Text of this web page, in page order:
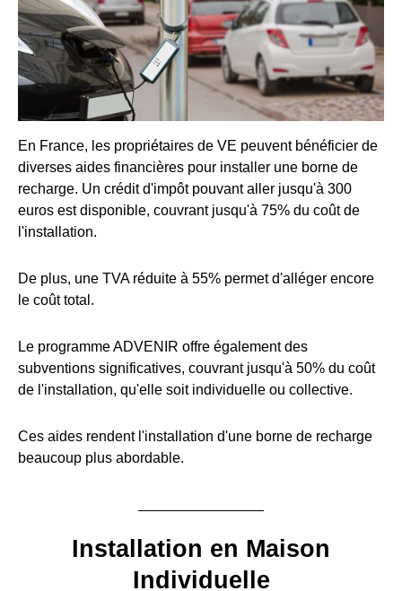
En France, les propriétaires de VE peuvent bénéficier de
diverses aides financières pour installer une borne de
recharge. Un crédit d'impôt pouvant aller jusqu'à 300
euros est disponible, couvrant jusqu'à 75% du coût de
l'installation.
De plus, une TVA réduite à 55% permet d'alléger encore
le coût total.
Le programme ADVENIR offre également des
subventions significatives, couvrant jusqu'à 50% du coût
de l'installation, qu'elle soit individuelle ou collective.
Ces aides rendent l'installation d'une borne de recharge
beaucoup plus abordable.
Installation en Maison
Individuelle